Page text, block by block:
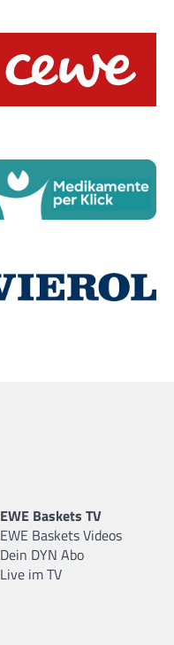
EWE Baskets TV
EWE Baskets Videos
Dein DYN Abo
Live im TV